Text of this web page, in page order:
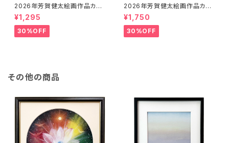
2026年芳賀健太絵画作品カレ
ンダー（卓上タイプB6）※おまけ
のポストカード付き
¥1,295
30%OFF
2026年芳賀健太絵画作品カレ
ンダー（壁掛けA3）※おまけの
ポストカード付き
¥1,750
30%OFF
その他の商品